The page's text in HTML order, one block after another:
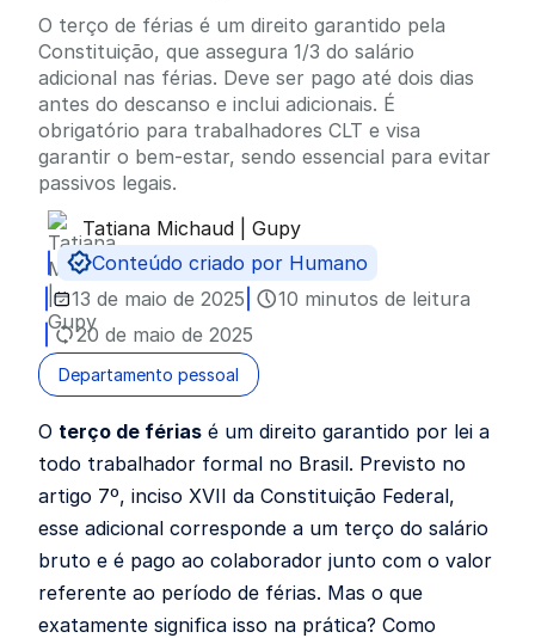
O terço de férias é um direito garantido pela
Constituição, que assegura 1/3 do salário
adicional nas férias. Deve ser pago até dois dias
antes do descanso e inclui adicionais. É
obrigatório para trabalhadores CLT e visa
garantir o bem-estar, sendo essencial para evitar
passivos legais.
Publicado por
Tatiana Michaud | Gupy
Conteúdo criado por Humano
13 de maio de 2025
10 minutos de leitura
20 de maio de 2025
Departamento pessoal
O terço de férias é um direito garantido por lei a
todo trabalhador formal no Brasil. Previsto no
artigo 7º, inciso XVII da Constituição Federal,
esse adicional corresponde a um terço do salário
bruto e é pago ao colaborador junto com o valor
referente ao período de férias. Mas o que
exatamente significa isso na prática? Como